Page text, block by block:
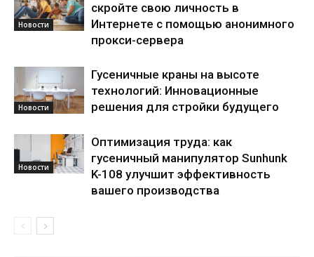
Новости
скройте свою личность в
Интернете с помощью анонимного
прокси-сервера
Новости
Гусеничные краны на высоте
технологий: Инновационные
решения для стройки будущего
Новости
Оптимизация труда: как
гусеничный манипулятор Sunhunk
K-108 улучшит эффективность
вашего производства